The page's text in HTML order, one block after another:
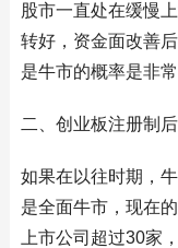
股市一直处在缓慢
转好，资金面改善
是牛市的概率是非
二、创业板注册制
如果在以往时期，
是全面牛市，现在
上市公司超过30家